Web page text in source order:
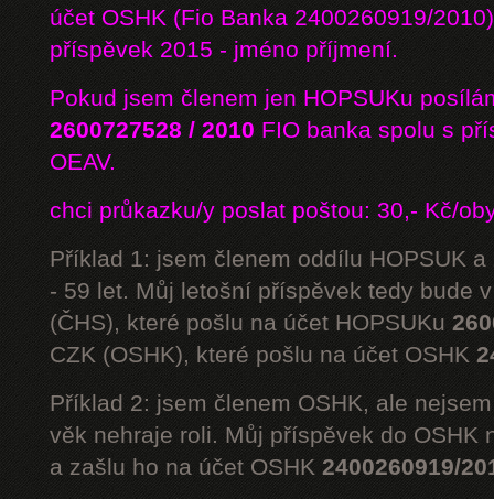
účet OSHK (Fio Banka 2400260919/
příspěvek 2015 - jméno příjmení.
Pokud jsem členem jen HOPSUKu
2600727528 / 2010 FIO banka spolu s
OEAV.
chci průkazku/y poslat poštou: 30,- Kč/
Příklad 1: jsem členem oddílu HOPSUK
- 59 let. Můj letošní příspěvek tedy bude
(ČHS), které pošlu na účet HOPSUKu
CZK (OSHK), které pošlu na účet OSHK
Příklad 2: jsem členem OSHK, ale
věk nehraje roli. Můj příspěvek do OSHK
a zašlu ho na účet OSHK 2400260919/